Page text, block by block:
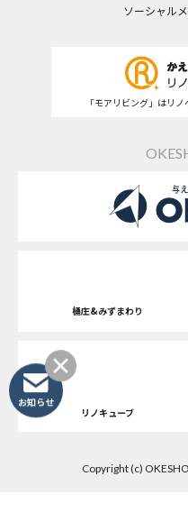
ソーシャル
「モアリビング」はリ
桶庄&みずまわり
リノキューブ
Copyright (c)
お知らせ